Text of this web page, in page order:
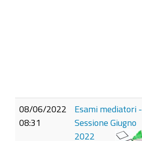
08/06/2022
08:31
Esami mediatori -
Sessione Giugno
2022